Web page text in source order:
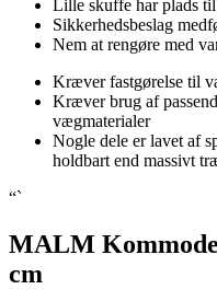
Lille skuffe har plads
Sikkerhedsbeslag
Nem at rengøre med
Kræver fastgørelse til
Kræver brug af
vægmaterialer
Nogle dele er lavet af
holdbart end massivt
“`
MALM
cm